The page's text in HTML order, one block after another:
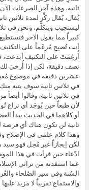
ثانية، وهذه آخر الصرعات
يُقال، يُقال ركِّز لمدة
ليستجيب ويتكلَّم، ونحن في
كبيراً مما يقول الآخر
أنت تُصبِح مُرغَماً على التكثيف
أُرغِمتَ على التكثيف
نصف دقيقة، لكن إذا أُرخيَ
عشرين دقيقة في موضوع
في ثلاثين ثانية سوف يتيه
في ثلاثين ثانية، وقالوا أيضاً
لأن طبعاً حين يُوجَد أي نزاع
أو كلاهما في الحديث يبدأ
ثانية لن تكون هناك أي
وهذا كلام علمي في الإصلاح
لكن إيجازاً غير مُخِل فهو سيد
ادّعاء حين قرأت في هذا
عما استفدته من تراثي
السُنة وفي سير الصُلحاء
والاستماع تقريباً لا مزيد